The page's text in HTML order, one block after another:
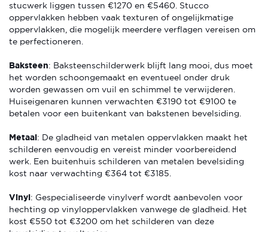
stucwerk liggen tussen €1270 en €5460. Stucco
oppervlakken hebben vaak texturen of ongelijkmatige
oppervlakken, die mogelijk meerdere verflagen vereisen om
te perfectioneren.
Baksteen: Baksteenschilderwerk blijft lang mooi, dus moet
het worden schoongemaakt en eventueel onder druk
worden gewassen om vuil en schimmel te verwijderen.
Huiseigenaren kunnen verwachten €3190 tot €9100 te
betalen voor een buitenkant van bakstenen bevelsiding.
Metaal: De gladheid van metalen oppervlakken maakt het
schilderen eenvoudig en vereist minder voorbereidend
werk. Een buitenhuis schilderen van metalen bevelsiding
kost naar verwachting €364 tot €3185.
Vinyl: Gespecialiseerde vinylverf wordt aanbevolen voor
hechting op vinyloppervlakken vanwege de gladheid. Het
kost €550 tot €3200 om het schilderen van deze